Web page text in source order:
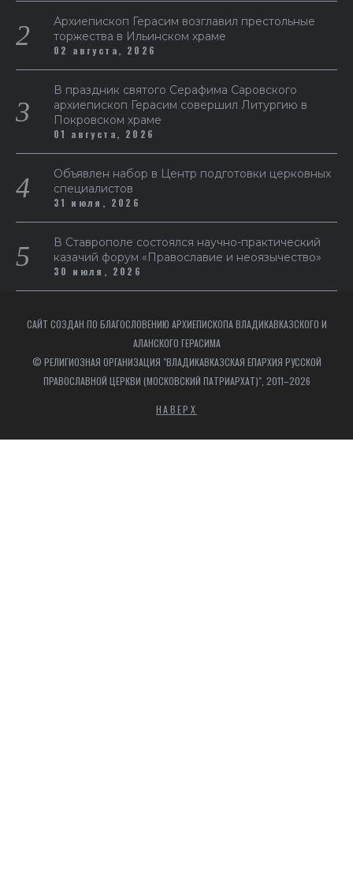
Архиепископ Герасим возглавил престольные
торжества в Ильинском храме
02 августа, 2026
В праздник святого Серафима Саровского
архиепископ Герасим совершил Литургию в
Покровском храме
01 августа, 2026
Объявлен набор в Центр подготовки церковных
специалистов
31 июля, 2026
В Ставрополе состоялся научно-практический
казачий форум «Православие и неоязычество»
30 июля, 2026
САЙТ СОЗДАН ПО БЛАГОСЛОВЕНИЮ АРХИЕПИСКОПА ВЛАДИКАВКАЗСКОГО И
АЛАНСКОГО ГЕРАСИМА
© РЕЛИГИОЗНАЯ ОРГАНИЗАЦИЯ "ВЛАДИКАВКАЗСКАЯ ЕПАРХИЯ РУССКОЙ
ПРАВОСЛАВНОЙ ЦЕРКВИ (МОСКОВСКИЙ ПАТРИАРХАТ)", 2011–2026
НАВЕРХ